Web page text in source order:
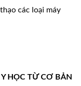
các loại máy
HỌC TỪ CƠ BẢN